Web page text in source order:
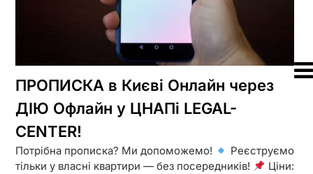
ПРОПИСКА в Києві Онлайн через
ДІЮ Офлайн у ЦНАПі LEGAL-
CENTER!
Потрібна прописка? Ми допоможемо!
Реєструємо
тільки у власні квартири — без посередників!
Ціни: